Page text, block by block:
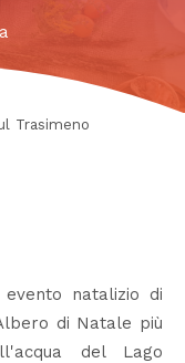
Trasimeno
natalizio di
di Natale più
del Lago